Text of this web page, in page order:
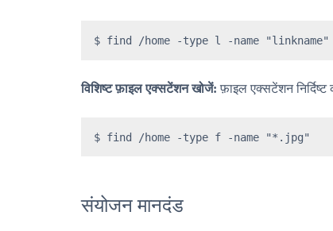
$ find /home -type l -name "linkname"
विशिष्ट फ़ाइल एक्सटेंशन खोजें: फ़ाइल एक्सटेंशन
$ find /home -type f -name "*.jpg"
संयोजन मानदंड